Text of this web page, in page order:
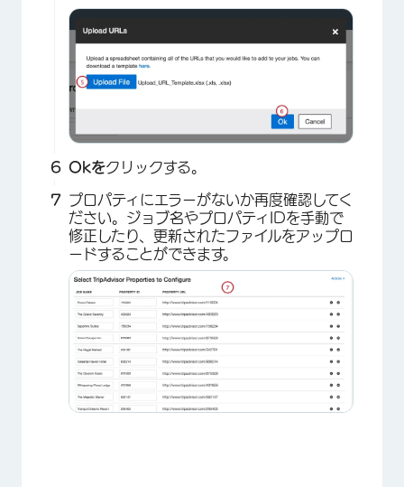
×
×
Okをクリックする。
プロパティにエラーがないか再度確認してく
ださい。ジョブ名やプロパティIDを手動で
修正したり、更新されたファイルをアップロ
ードすることができます。